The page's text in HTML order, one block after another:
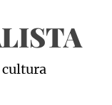
cultura